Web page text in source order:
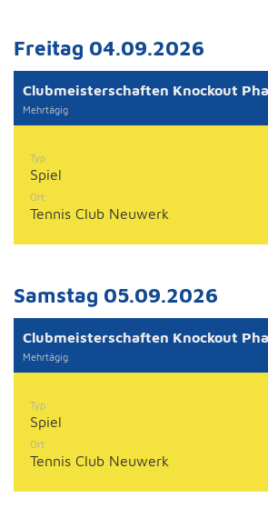
Freitag 04.09.2026
Clubmeisterschaften Knockout
Mehrtägig
Typ
Spiel
Ort
Tennis Club Neuwerk
Samstag 05.09.2026
Clubmeisterschaften Knockout
Mehrtägig
Typ
Spiel
Ort
Tennis Club Neuwerk